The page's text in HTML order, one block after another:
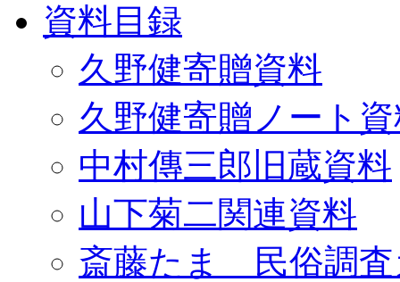
資料目録
久野健寄贈資料
久野健寄贈ノート
中村傳三郎旧蔵資料
山下菊二関連資料
斎藤たま 民俗調査